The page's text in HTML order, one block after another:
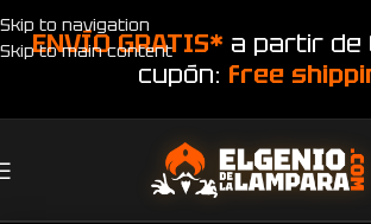
Skip to navigation
Skip to main content
ENVÍO GRATIS* a partir de
cupón: free